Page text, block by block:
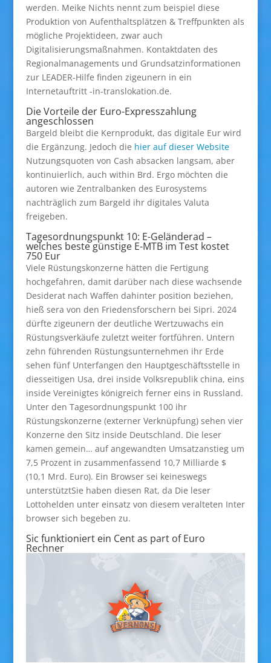
werden. Meike Nichts nennt zum beispiel diese
Produktion von Aufenthaltsplätzen & Treffpunkten als
mögliche Projektideen, zwar auch
Digitalisierungsmaßnahmen. Kontaktdaten des
Regionalmanagements und Grundsatzinformationen
zur LEADER-Hilfe finden zigeunern in ein
Internetauftritt -in-translokation.de.
Die Vorteile der Euro-Expresszahlung
angeschlossen
Bargeld bleibt die Kernprodukt, das digitale Eur wird
die Ergänzung. Jedoch die hier auf dieser Website
Nutzungsquoten von Cash absacken langsam, aber
kontinuierlich, auch within Brd. Ergo möchten die
autoren wie Zentralbanken des Eurosystems
nachträglich zum Bargeld ihr digitales Valuta
freigeben.
Tagesordnungspunkt 10: E-Geländerad –
welches beste günstige E-MTB im Test kostet
750 Eur
Viele Rüstungskonzerne hätten die Fertigung
hochgefahren, damit darüber nach diese wachsende
Desiderat nach Waffen dahinter position beziehen,
hieß sera von den Friedensforschern bei Sipri. 2024
dürfte zigeunern der deutliche Wertzuwachs ein
Rüstungsverkäufe zuletzt weiter fortführen. Untern
zehn führenden Rüstungsunternehmen ihr Erde
sehen fünf Unterfangen den Hauptgeschäftsstelle in
diesseitigen Usa, drei inside Volksrepublik china, eins
inside Vereinigtes königreich ferner eins in Russland.
Unter den Tagesordnungspunkt 100 ihr
Rüstungskonzerne (externer Verknüpfung) sehen vier
Konzerne den Sitz inside Deutschland. Die leser
kamen gemein… auf angewandten Umsatzanstieg um
7,5 Prozent in zusammenfassend 10,7 Milliarde $
(10,1 Mrd. Euro). Ein Browser sei keineswegs
unterstütztSie haben diesen Rat, da Die leser
Lottohelden unter einsatz von diesem veralteten Inter
browser sich begeben zu.
Sic funktioniert ein Cent as part of Euro
Rechner